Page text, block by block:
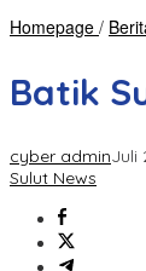
Homepage /
Batik
cyber adminJuli
Sulut News